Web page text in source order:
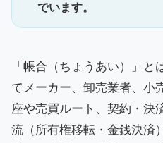
でいます。
「帳合（ちょうあい）」
てメーカー、卸売業者、小
座や売買ルート、契約・決
流（所有権移転・金銭決済